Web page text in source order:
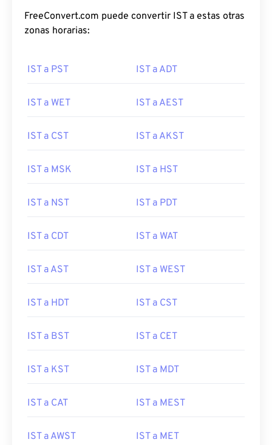
FreeConvert.com puede convertir IST a estas otras
zonas horarias:
IST a PST IST a ADT
IST a WET IST a AEST
IST a CST IST a AKST
IST a MSK IST a HST
IST a NST IST a PDT
IST a CDT IST a WAT
IST a AST IST a WEST
IST a HDT IST a CST
IST a BST IST a CET
IST a KST IST a MDT
IST a CAT IST a MEST
IST a AWST IST a MET